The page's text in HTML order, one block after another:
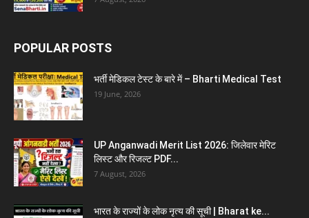
POPULAR POSTS
भर्ती मेडिकल टेस्ट के बारे में – Bharti Medical Test
19 June, 2026
UP Anganwadi Merit List 2026: जिलेवार मेरिट
लिस्ट और रिजल्ट PDF...
7 August, 2026
भारत के राज्यों के लोक नृत्य की सूची | Bharat ke...